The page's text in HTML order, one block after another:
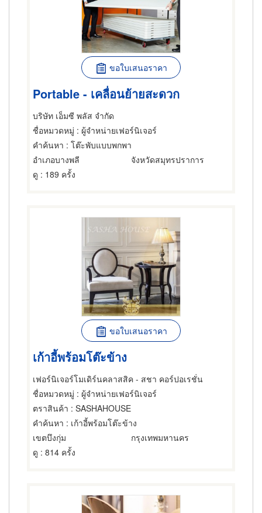
ขอใบเสนอราคา
Portable - เคลื่อนย้ายสะดวก
บริษัท เอ็มซี พลัส จำกัด
ชื่อหมวดหมู่ : ผู้จำหน่ายเฟอร์นิเจอร์
คำค้นหา : โต๊ะพับแบบพกพา
อำเภอบางพลี
จังหวัดสมุทรปราการ
ดู : 189 ครั้ง
ขอใบเสนอราคา
เก้าอี้พร้อมโต๊ะข้าง
เฟอร์นิเจอร์โมเดิร์นคลาสสิค - สชา คอร์ปอเรชั่น
ชื่อหมวดหมู่ : ผู้จำหน่ายเฟอร์นิเจอร์
ตราสินค้า : SASHAHOUSE
คำค้นหา : เก้าอี้พร้อมโต๊ะข้าง
เขตบึงกุ่ม
กรุงเทพมหานคร
ดู : 814 ครั้ง